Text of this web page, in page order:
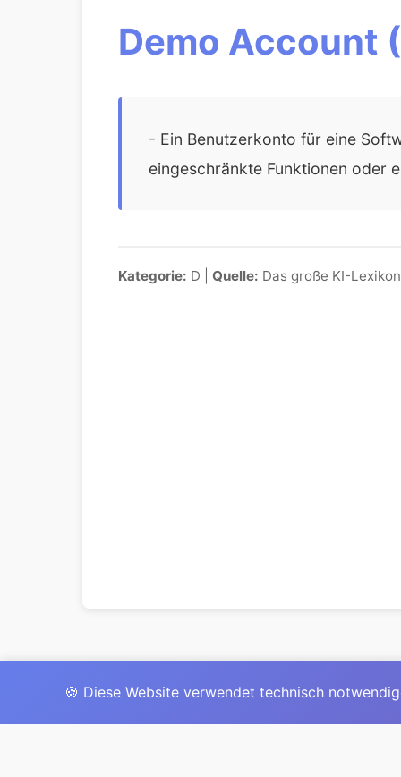
Demo Account
- Ein Benutzerkonto für eine
eingeschränkte Funktionen oder
Kategorie: D | Quelle: Das große KI-
🍪 Diese Website verwendet technisch